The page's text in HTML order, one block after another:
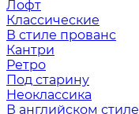
Лофт
Классические
В стиле прованс
Кантри
Ретро
Под старину
Неоклассика
В английском стиле